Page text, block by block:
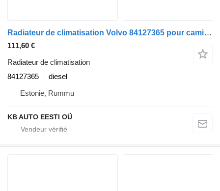
Radiateur de climatisation Volvo 84127365 pour camion Volvo FH12, FH16, NH12, FH, VNL780 (1993-2014)
111,60 €
Radiateur de climatisation
84127365
diesel
Estonie, Rummu
KB AUTO EESTI OÜ